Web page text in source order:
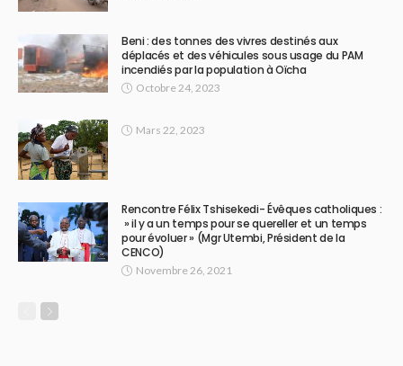
Beni : des tonnes des vivres destinés aux
déplacés et des véhicules sous usage du PAM
incendiés par la population à Oïcha
Octobre 24, 2023
Mars 22, 2023
Rencontre Félix Tshisekedi- Évêques catholiques :
» il y a un temps pour se quereller et un temps
pour évoluer » (Mgr Utembi, Président de la
CENCO)
Novembre 26, 2021